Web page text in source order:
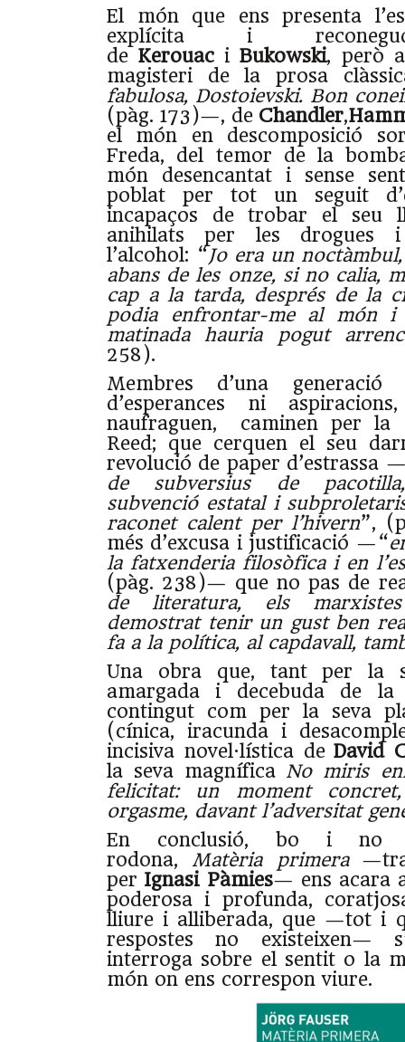
El món que ens presenta
explícita i
de Kerouac i Bukowski, però
magisteri de la prosa
fabulosa, Dostoievski. Bon
(pàg. 173)—, de Chandler,
el món en descomposició
Freda, del temor de la
món desencantat i sense
poblat per tot un seguit
incapaços de trobar el seu
anihilats per les drogues
l’alcohol: “Jo era un
abans de les onze, si no calia,
cap a la tarda, després de la
podia enfrontar-me al món
matinada hauria pogut
258).
Membres d’una generació
d’esperances ni
naufraguen, caminen per la
Reed; que cerquen el seu
revolució de paper d’estrassa
de subversius de
subvenció estatal i
raconet calent per l’hivern”,
més d’excusa i justificació —“
la fatxenderia filosòfica i en
(pàg. 238)— que no pas de
de literatura, els
demostrat tenir un gust ben
fa a la política, al capdavall,
Una obra que, tant per la
amargada i decebuda de la
contingut com per la seva
(cínica, iracunda i
incisiva novel·lística deDavid
la seva magnífica No miris
felicitat: un moment
orgasme, davant l’adversitat
En conclusió, bo i no
rodona, Matèria primera
per Ignasi Pàmies— ens acara
poderosa i profunda,
lliure i alliberada, que —tot i
respostes no existeixen—
interroga sobre el sentit o la
món on ens correspon viure.